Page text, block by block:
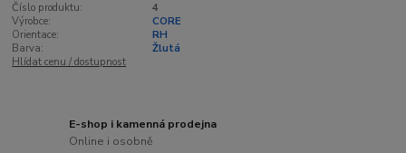
Číslo produktu:
4
Výrobce:
CORE
Orientace:
RH
Barva:
Žlutá
Hlídat cenu / dostupnost
E-shop i kamenná prodejna
Online i osobně